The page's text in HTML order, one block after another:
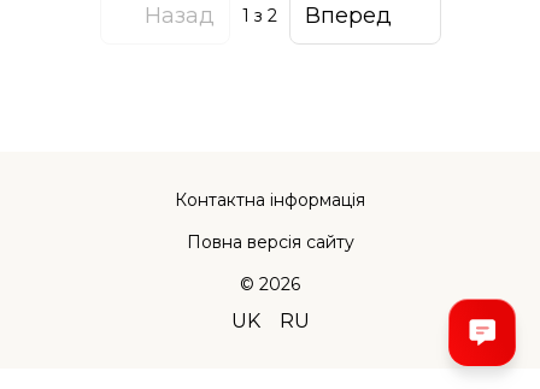
Назад 1 з 2 Вперед
Контактна інформація
Повна версія сайту
© 2026
UK RU